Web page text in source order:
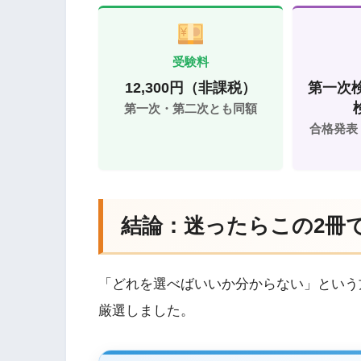
受験料
12,300円（非課税）
第一次・第二次とも同額
第一次
合格発表
結論：迷ったらこの2冊
「どれを選べばいいか分からない」とい
厳選しました。